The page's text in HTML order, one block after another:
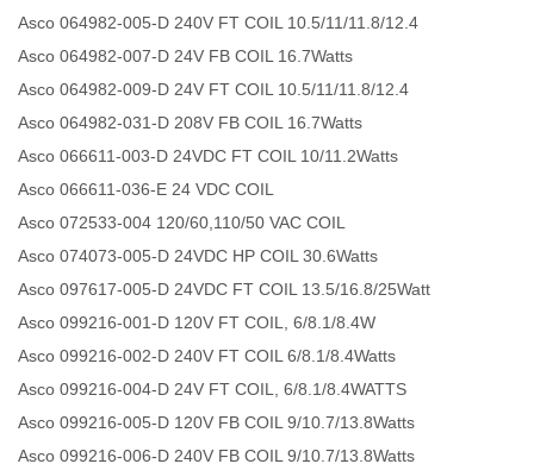
Asco 064982-005-D 240V FT COIL 10.5/11/11.8/12.4
Asco 064982-007-D 24V FB COIL 16.7Watts
Asco 064982-009-D 24V FT COIL 10.5/11/11.8/12.4
Asco 064982-031-D 208V FB COIL 16.7Watts
Asco 066611-003-D 24VDC FT COIL 10/11.2Watts
Asco 066611-036-E 24 VDC COIL
Asco 072533-004 120/60,110/50 VAC COIL
Asco 074073-005-D 24VDC HP COIL 30.6Watts
Asco 097617-005-D 24VDC FT COIL 13.5/16.8/25Watt
Asco 099216-001-D 120V FT COIL, 6/8.1/8.4W
Asco 099216-002-D 240V FT COIL 6/8.1/8.4Watts
Asco 099216-004-D 24V FT COIL, 6/8.1/8.4WATTS
Asco 099216-005-D 120V FB COIL 9/10.7/13.8Watts
Asco 099216-006-D 240V FB COIL 9/10.7/13.8Watts